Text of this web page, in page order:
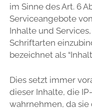
im Sinne des Art. 6
Serviceangebote
Inhalte und
Schriftarten
bezeichnet als
Dies setzt immer
dieser Inhalte, die
wahrnehmen, da